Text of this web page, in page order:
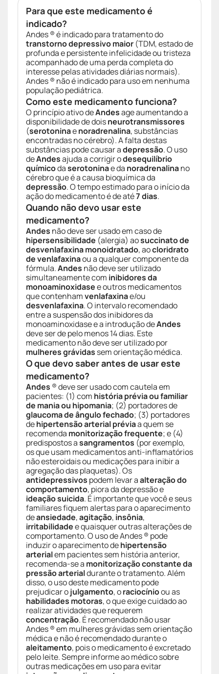
Para que este medicamento é
indicado?
Andes ® é indicado para tratamento do
transtorno depressivo maior (TDM, estado de
profunda e persistente infelicidade ou tristeza
acompanhado de uma perda completa do
interesse pelas atividades diárias normais).
Andes ® não é indicado para uso em nenhuma
população pediátrica.
Como este medicamento funciona?
O princípio ativo deAndesage aumentando a
disponibilidade de doisneurotransmissores
(serotoninaenoradrenalina, substâncias
encontradas no cérebro). A falta destas
substâncias pode causar adepressão. O uso
deAndesajuda a corrigir odesequilíbrio
químicodaserotoninae da noradrenalinano
cérebro que é a causa bioquímica da
depressão. O tempo estimado para o início da
ação do medicamento é de até7 dias.
Quando não devo usar este
medicamento?
Andes não deve ser usado em caso de
hipersensibilidade (alergia) aosuccinato de
desvenlafaxina monoidratado, aocloridrato
de venlafaxinaou a qualquer componente da
fórmula.Andes não deve ser utilizado
simultaneamente com inibidores da
monoaminoxidasee outros medicamentos
que contenhamvenlafaxinae/ou
desvenlafaxina. O intervalo recomendado
entre a suspensão dos inibidores da
monoaminoxidase e a introdução deAndes
deve ser de pelo menos 14 dias. Este
medicamento não deve ser utilizado por
mulheres grávidas sem orientação médica.
O que devo saber antes de usar este
medicamento?
Andes ® deve ser usado com cautela em
pacientes: (1) com história prévia ou familiar
de mania ou hipomania; (2) portadores de
glaucoma de ângulo fechado; (3) portadores
dehipertensão arterial préviaa quem se
recomenda monitorização frequente; e (4)
predispostos asangramentos (por exemplo,
os que usam medicamentos anti-inflamatórios
não esteroidais ou medicações para inibir a
agregação das plaquetas). Os
antidepressivos podem levar aalteração do
comportamento, piora da depressão e
ideação suicida. É importante que você e seus
familiares fiquem alertas para o aparecimento
deansiedade,agitação, insônia,
irritabilidadee quaisquer outras alterações de
comportamento. O uso de Andes ® pode
induzir o aparecimento dehipertensão
arterialem pacientes sem história anterior,
recomenda-se a monitorização constante da
pressão arterialdurante o tratamento. Além
disso, o uso deste medicamento pode
prejudicar ojulgamento, oraciocínioou as
habilidades motoras, o que exige cuidado ao
realizar atividades que requerem
concentração. É recomendado não usar
Andes ® em mulheres grávidas sem orientação
médica e não é recomendado durante o
aleitamento, pois o medicamento é excretado
pelo leite. Sempre informe ao médico sobre
outras medicações em uso para evitar